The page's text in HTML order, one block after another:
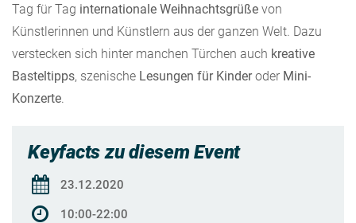
Tag für Tag internationale Weihnachtsgrüße von
Künstlerinnen und Künstlern aus der ganzen Welt. Dazu
verstecken sich hinter manchen Türchen auch kreative
Basteltipps, szenische Lesungen für Kinderoder Mini-
Konzerte
Keyfacts zu diesem Event
23.12.2020
10:00-22:00